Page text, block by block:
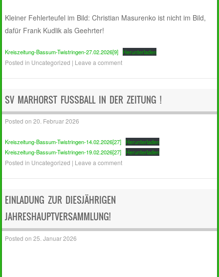
Kleiner Fehlerteufel im Bild: Christian Masurenko ist nicht im Bild,
dafür Frank Kudlik als Geehrter!
Kreiszeitung-Bassum-Twistringen-27.02.2026[9] Herunterladen
Posted in Uncategorized | Leave a comment
SV MARHORST FUSSBALL IN DER ZEITUNG !
Posted on20. Februar 2026
Kreiszeitung-Bassum-Twistringen-14.02.2026[27]
Herunterladen
Kreiszeitung-Bassum-Twistringen-19.02.2026[27]
Herunterladen
Posted in Uncategorized | Leave a comment
EINLADUNG ZUR DIESJÄHRIGEN
JAHRESHAUPTVERSAMMLUNG!
Posted on25. Januar 2026